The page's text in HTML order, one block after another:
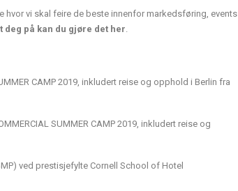
hvor vi skal feire de beste innenfor markedsføring, events
deg på kan du gjøre det her
CAMP 2019, inkludert reise og opphold i Berlin fra
SUMMER CAMP 2019, inkludert reise og
ved prestisjefylte Cornell School of Hotel